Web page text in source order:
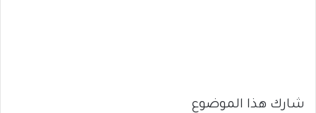
شارك هذا الموضوع